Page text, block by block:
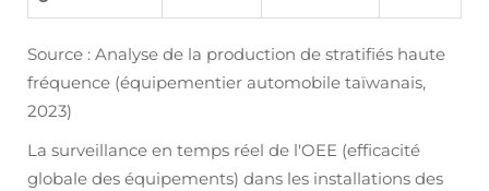
Source : Analyse de la production de stratifiés haute
fréquence (équipementier automobile taïwanais,
2023)
La surveillance en temps réel de l'OEE (efficacité
globale des équipements) dans les installations des